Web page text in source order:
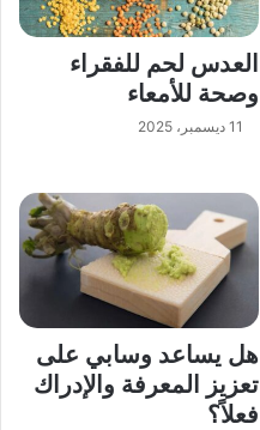
العدس لحم للفقراء
وصحة للأمعاء
11 ديسمبر، 2025
هل يساعد وسابي على
تعزيز المعرفة والإدراك
فعلاً؟